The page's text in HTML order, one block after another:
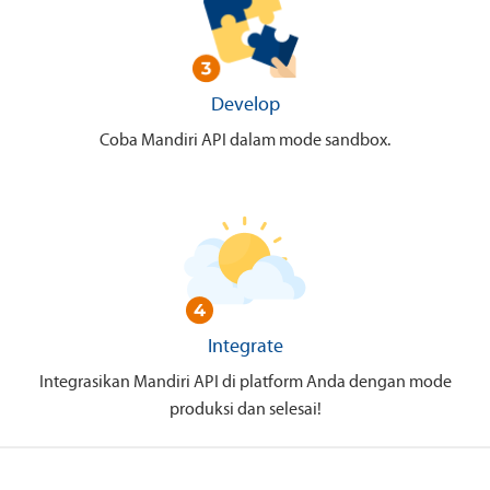
Develop
Coba Mandiri API dalam mode sandbox.
Integrate
Integrasikan Mandiri API di platform Anda dengan mode
produksi dan selesai!